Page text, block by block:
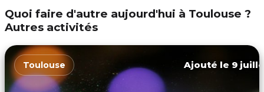
Quoi faire d'autre aujourd'hui à Toulouse ?
Autres activités
Toulouse Ajouté le 9